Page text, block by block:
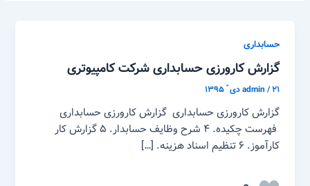
حسابداری
گزارش کارورزی حسابداری شرکت کامپیوتری
admin/۲۱ دی ّ ۱۳۹۵
گزارش کارورزی حسابداری گزارش کارورزی حسابداری
فهرست چکیده. ۴ شرح وظایف حسابدار. ۵ گزارش کار
کارآموز. ۶ تنظیم اسناد هزینه. […]